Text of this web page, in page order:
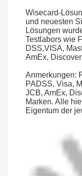
Wisecard-
und neuesten
Lösungen
Testlabors wie
DSS,VISA,
AmEx,
Anmerkungen:
PADSS, Visa,
JCB, AmEx,
Marken. Alle
Eigentum der